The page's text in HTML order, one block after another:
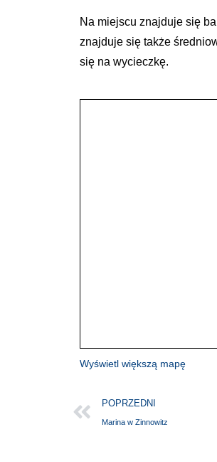
Na miejscu znajduje się
znajduje się także
się na wycieczkę.
Wyświetl większą mapę
POPRZEDNI
Marina w Zinnowitz